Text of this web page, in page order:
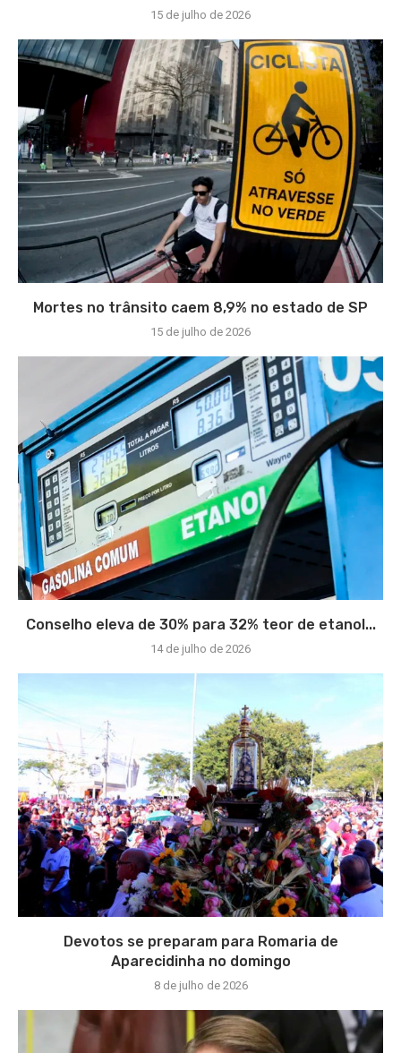
15 de julho de 2026
Mortes no trânsito caem 8,9% no estado de SP
15 de julho de 2026
Conselho eleva de 30% para 32% teor de etanol...
14 de julho de 2026
Devotos se preparam para Romaria de
Aparecidinha no domingo
8 de julho de 2026